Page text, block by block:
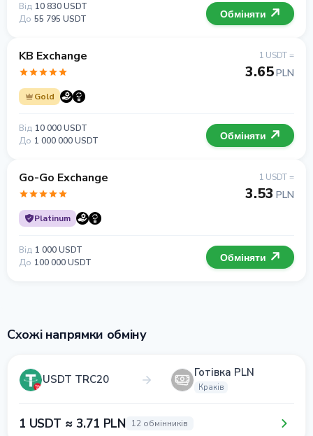
Від 10 830 USDT
До 55 795 USDT Обміняти
KB Exchange
Gold
1 USDT =
3.65PLN
Від 10 000 USDT
До 1 000 000 USDT Обміняти
Go-Go Exchange
Platinum
1 USDT =
3.53 PLN
Від 1 000 USDT
До 100 000 USDT Обміняти
Схожі напрямки обміну
USDT TRC20 Готівка PLN
Краків
1 USDT ≈ 3.71 PLN 12 обмінників